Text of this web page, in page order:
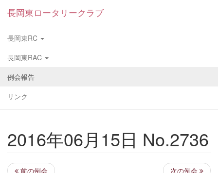
長岡東ロータリークラブ
長岡東RC
長岡東RAC
例会報告
リンク
2016年06月15日 No.2736
前の例会 次の例会